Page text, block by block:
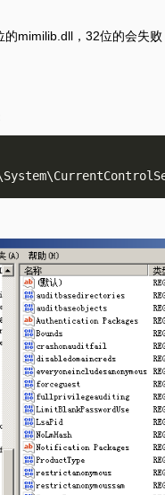
的mimilib.dll，32位的会失败